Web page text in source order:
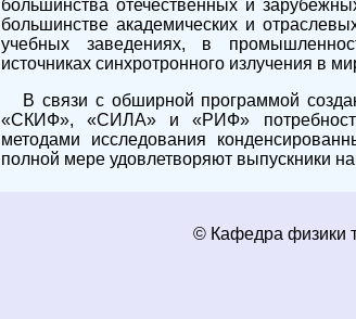
большинства отечественных и
большинстве академических и
учебных заведениях, в
источниках синхротронного излучения в
В связи с обширной программой
«СКИФ», «СИЛА» и «РИФ»
методами исследования
полной мере удовлетворяют выпускники
© Кафедра физики